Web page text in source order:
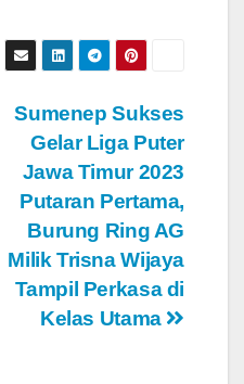
Sumenep Sukses
Gelar Liga Puter
Jawa Timur 2023
Putaran Pertama,
Burung Ring AG
Milik Trisna Wijaya
Tampil Perkasa di
Kelas Utama